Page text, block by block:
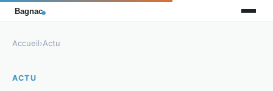
Accueil›Actu
ACTU